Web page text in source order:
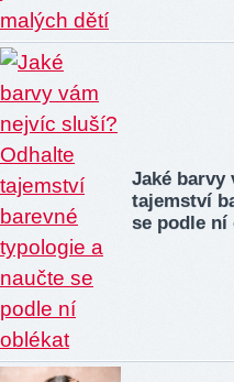
Jaké barvy
tajemství
se podle ní